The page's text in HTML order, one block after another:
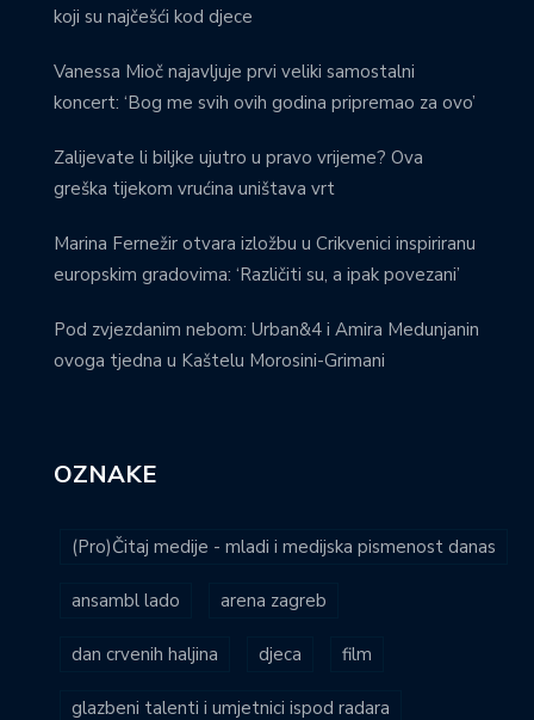
koji su najčešći kod djece
Vanessa Mioč najavljuje prvi veliki samostalni
koncert: ‘Bog me svih ovih godina pripremao za ovo’
Zalijevate li biljke ujutro u pravo vrijeme? Ova
greška tijekom vrućina uništava vrt
Marina Fernežir otvara izložbu u Crikvenici inspiriranu
europskim gradovima: ‘Različiti su, a ipak povezani’
Pod zvjezdanim nebom: Urban&4 i Amira Medunjanin
ovoga tjedna u Kaštelu Morosini-Grimani
OZNAKE
(Pro)Čitaj medije - mladi i medijska pismenost danas
ansambl lado arena zagreb
dan crvenih haljina djeca film
glazbeni talenti i umjetnici ispod radara